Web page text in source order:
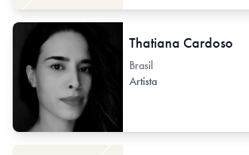
Thatiana Cardoso
Brasil
Artista